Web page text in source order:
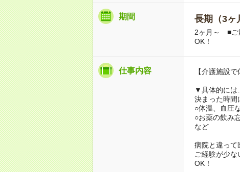
期間 長期（3ヶ
2ヶ月～ ■ご
OK！
仕事内容 【介護施設
▼具体的には…
決まった時間
○体温、血圧
○お薬の飲み
など
病院と違って
ご経験が少
OK！